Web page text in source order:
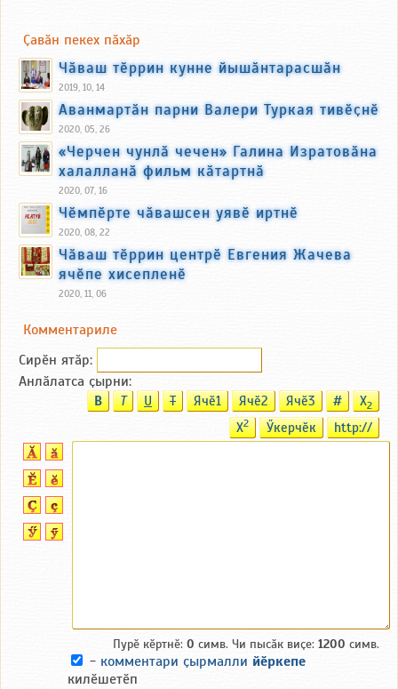
Ҫавӑн пекех пӑхӑр
Чӑваш тӗррин кунне йышӑнтарасшӑн
2019, 10, 14
Аванмартӑн парни Валери Туркая тивӗҫнӗ
2020, 05, 26
«Черчен чунлӑ чечен» Галина Изратовӑна
халалланӑ фильм кӑтартнӑ
2020, 07, 16
Чӗмпӗрте чӑвашсен уявӗ иртнӗ
2020, 08, 22
Чӑваш тӗррин центрӗ Евгения Жачева
ячӗпе хисепленӗ
2020, 11, 06
Комментариле
Сирӗн ятӑp:
Анлӑлатса ҫырни:
B T U T Ячӗ1 Ячӗ2 Ячӗ3 # X2
X2 Ӳкерчӗк http://
Пурӗ кӗртнӗ: 0 симв. Чи пысӑк виҫе: 1200 симв.
- комментари ҫырмалли йӗркепе
килӗшетӗп